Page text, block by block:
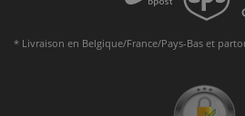
* Livraison en Belgique/France/Pays-Bas et